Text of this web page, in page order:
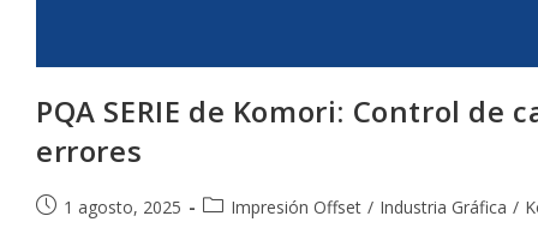
PQA SERIE de Komori: Control
errores
Publicación
1 agosto, 2025
Categoría
Impresión Offset / Industria Gráfica /